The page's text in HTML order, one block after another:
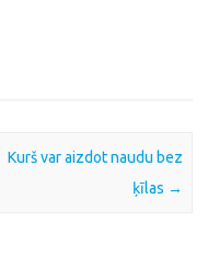
Kurš var aizdot naudu bez
ķīlas →